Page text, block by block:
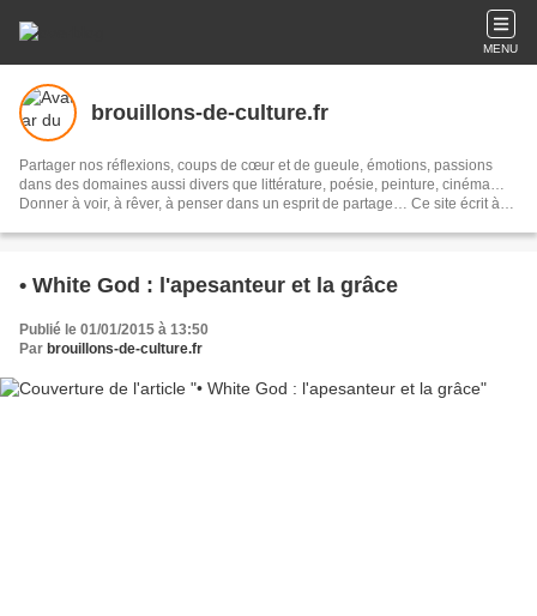
MENU
brouillons-de-culture.fr
Partager nos réflexions, coups de cœur et de gueule, émotions, passions
dans des domaines aussi divers que littérature, poésie, peinture, cinéma…
Donner à voir, à rêver, à penser dans un esprit de partage… Ce site écrit à
demeurer pour autant soumis. Il s'autorise à parler d'auteurs,de cinéastes,de
combien stimulant…Une parole résolument subjective,vivante.
• White God : l'apesanteur et la grâce
Publié le 01/01/2015 à 13:50
Par brouillons-de-culture.fr